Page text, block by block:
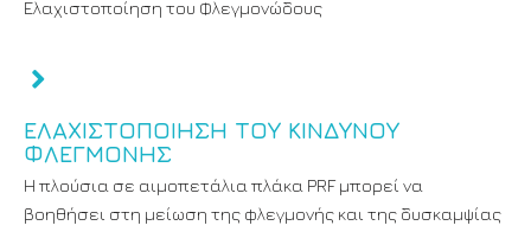
Ελαχιστοποίηση του Φλεγμονώδους
ΕΛΑΧΙΣΤΟΠΟΊΗΣΗ ΤΟΥ ΚΙΝΔΎΝΟΥ
ΦΛΕΓΜΟΝΉΣ
Η πλούσια σε αιμοπετάλια πλάκα PRF μπορεί να
βοηθήσει στη μείωση της φλεγμονής και της δυσκαμψίας